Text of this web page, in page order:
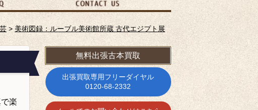
> 美術図録：ルーブル美術館所蔵 古代エジプト展
楽
無料出張古本買取
出張買取専用フリーダイヤル
0120-68-2332